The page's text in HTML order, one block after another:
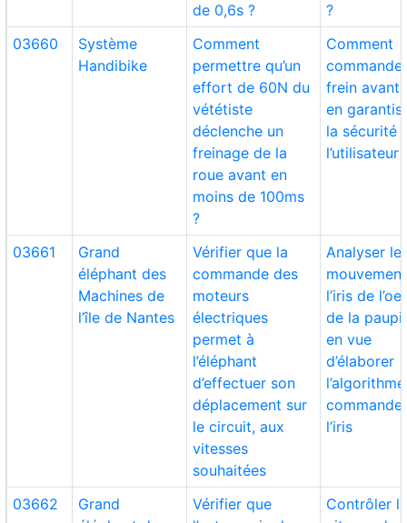
de 0,6s ?
?
03660
Système
Handibike
Comment
permettre qu’un
effort de 60N du
vététiste
déclenche un
freinage de la
roue avant en
moins de 100ms
?
Comment
frein avant
en
la sécurité
l’utilisateur
03661
Grand
éléphant des
Machines de
l’île de Nantes
Vérifier que la
commande des
moteurs
électriques
permet à
l’éléphant
d’effectuer son
déplacement sur
le circuit, aux
vitesses
souhaitées
Analyser
l’iris de
de la
en vue
d’élaborer
commande
l’iris
03662
Grand
Vérifier que
Contrôler